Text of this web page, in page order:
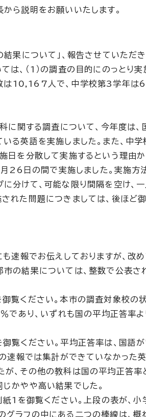
ら説明をお願いいたします。
果について」、報告させていただき
、（1）の調査の目的にのっとり実
は10,167人で、中学校第3学年
に関する調査について、今年度は、
英語を実施しました。また、中学
日を分散して実施するという理由
日の間で実施しました。実施方
分けて、可能な限り間隔を空け、一
れた問題につきましては、後ほど
速報でお伝えしておりますが、改
の結果については、整数で公表さ
覧ください。本市の調査対象校の
であり、いずれも国の平均正答率
覧ください。平均正答率は、国語
速報では集計ができていなかった
、その他の教科は国の平均正答率
かやや高い結果でした。
1を御覧ください。上段の表が、
ラフの中にある二つの棒線は、概